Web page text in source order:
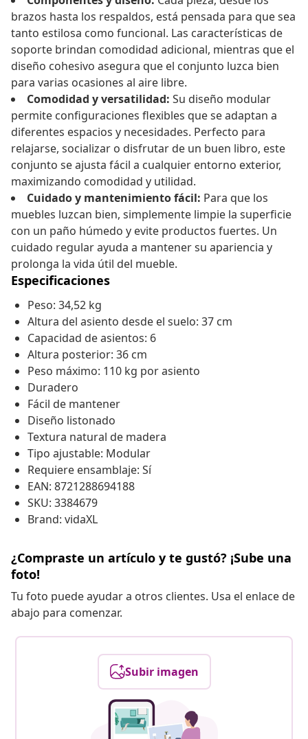
brazos hasta los respaldos, está pensada para que sea
tanto estilosa como funcional. Las características de
soporte brindan comodidad adicional, mientras que el
diseño cohesivo asegura que el conjunto luzca bien
para varias ocasiones al aire libre.
Comodidad y versatilidad: Su diseño modular
permite configuraciones flexibles que se adaptan a
diferentes espacios y necesidades. Perfecto para
relajarse, socializar o disfrutar de un buen libro, este
conjunto se ajusta fácil a cualquier entorno exterior,
maximizando comodidad y utilidad.
Cuidado y mantenimiento fácil: Para que los
muebles luzcan bien, simplemente limpie la superficie
con un paño húmedo y evite productos fuertes. Un
cuidado regular ayuda a mantener su apariencia y
prolonga la vida útil del mueble.
Especificaciones
Peso: 34,52 kg
Altura del asiento desde el suelo: 37 cm
Capacidad de asientos: 6
Altura posterior: 36 cm
Peso máximo: 110 kg por asiento
Duradero
Fácil de mantener
Diseño listonado
Textura natural de madera
Tipo ajustable: Modular
Requiere ensamblaje: Sí
EAN: 8721288694188
SKU: 3384679
Brand: vidaXL
¿Compraste un artículo y te gustó? ¡Sube una
foto!
Tu foto puede ayudar a otros clientes. Usa el enlace de
abajo para comenzar.
Subir imagen